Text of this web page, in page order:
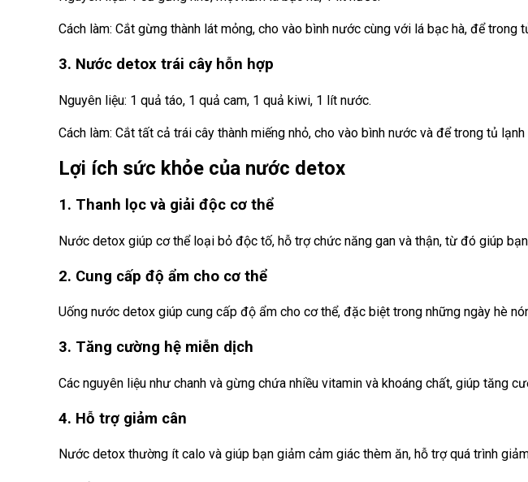
Cách làm: Cắt gừng thành lát mỏng, cho vào bình nước cùng với lá bạc hà, để
3. Nước detox trái cây hỗn hợp
Nguyên liệu: 1 quả táo, 1 quả cam, 1 quả kiwi, 1 lít nước.
Cách làm: Cắt tất cả trái cây thành miếng nhỏ, cho vào bình nước và để trong tủ
Lợi ích sức khỏe của nước detox
1. Thanh lọc và giải độc cơ thể
Nước detox giúp cơ thể loại bỏ độc tố, hỗ trợ chức năng gan và thận, từ đó giúp
2. Cung cấp độ ẩm cho cơ thể
Uống nước detox giúp cung cấp độ ẩm cho cơ thể, đặc biệt trong những ngày hè
3. Tăng cường hệ miễn dịch
Các nguyên liệu như chanh và gừng chứa nhiều vitamin và khoáng chất, giúp tăng
4. Hỗ trợ giảm cân
Nước detox thường ít calo và giúp bạn giảm cảm giác thèm ăn, hỗ trợ quá trình